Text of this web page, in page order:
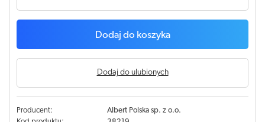
Dodaj do koszyka
Dodaj do ulubionych
Producent:
Albert Polska sp. z o.o.